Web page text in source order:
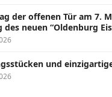
der offenen Tür am 7.
neuen “Oldenburg
und